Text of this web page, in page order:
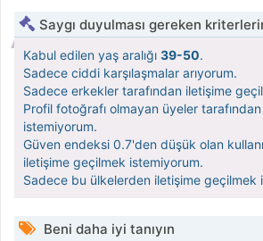
Saygı duyulması gereken
Kabul edilen yaş aralığı 39-50.
Sadece ciddi karşılaşmalar arıyorum.
Sadece erkekler tarafından iletişime
Profil fotoğrafı olmayan üyeler
istemiyorum.
Güven endeksi 0.7'den düşük olan
iletişime geçilmek istemiyorum.
Sadece bu ülkelerden iletişime geçilmek
Beni daha iyi tanıyın